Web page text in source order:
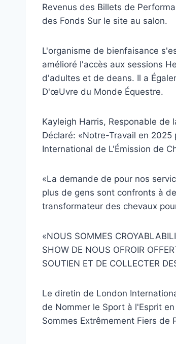
Revenus des Billets de
des Fonds Sur le site au salon.
L'organisme de bienfaisance
amélioré l'accès aux sessions
d'adultes et de deans. Il a
D'œUvre du Monde Équestre.
Kayleigh Harris, Responable de
Déclaré: «Notre-Travail en
International de L'Émission de
«La demande de pour nos
plus de gens sont confronts à
transformateur des chevaux
«NOUS SOMMES
SHOW DE NOUS OFROIR
SOUTIEN ET DE COLLECTER
Le diretin de London
de Nommer le Sport à l'Esprit
Sommes Extrêmement Fiers de